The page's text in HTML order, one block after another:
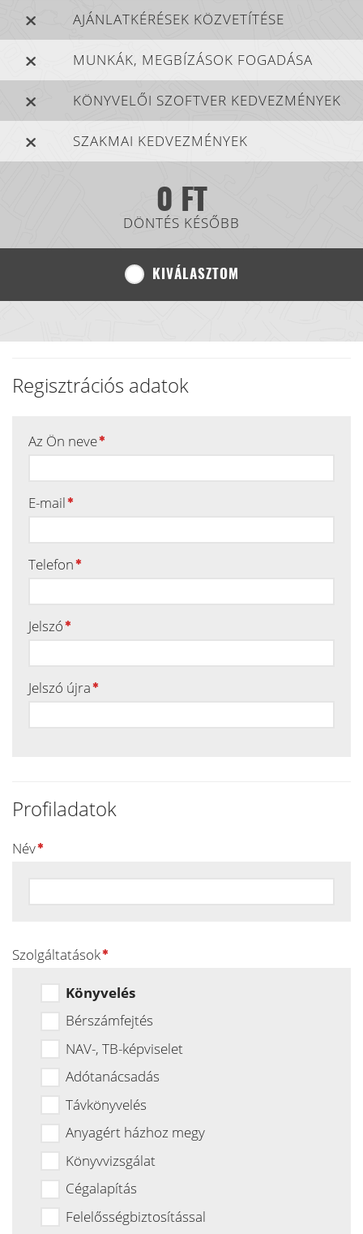
AJÁNLATKÉRÉSEK KÖZVETÍTÉSE
MUNKÁK, MEGBÍZÁSOK FOGADÁSA
KÖNYVELŐI SZOFTVER KEDVEZMÉNYEK
SZAKMAI KEDVEZMÉNYEK
0 FT
DÖNTÉS KÉSŐBB
KIVÁLASZTOM
Regisztrációs adatok
Az Ön neve
E-mail
Telefon
Jelszó
Jelszó újra
Profiladatok
Név
Szolgáltatások
Könyvelés
Bérszámfejtés
NAV-, TB-képviselet
Adótanácsadás
Távkönyvelés
Anyagért házhoz megy
Könyvvizsgálat
Cégalapítás
Felelősségbiztosítással